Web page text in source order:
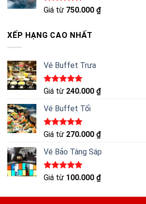
Được xếp
Giá từ 750.000 ₫
XẾP HẠNG CAO NHẤT
Vé Buffet Trưa
Được xếp
5 sao
Giá từ 240.000 ₫
Vé Buffet Tối
Được xếp
5 sao
Giá từ 270.000 ₫
Vé Bảo Tàng Sáp
Được xếp
Giá từ 100.000 ₫